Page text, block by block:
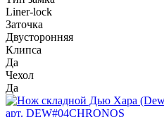
Liner-lock
Заточка
Двусторонняя
Клипса
Да
Чехол
Да